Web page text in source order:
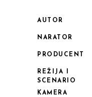
AUTOR
NARATOR
PRODUCENT
REŽIJA I
SCENARIO
KAMERA